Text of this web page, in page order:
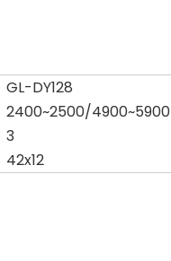
GL-DY128
2400~2500/4900~5900
3
42x12